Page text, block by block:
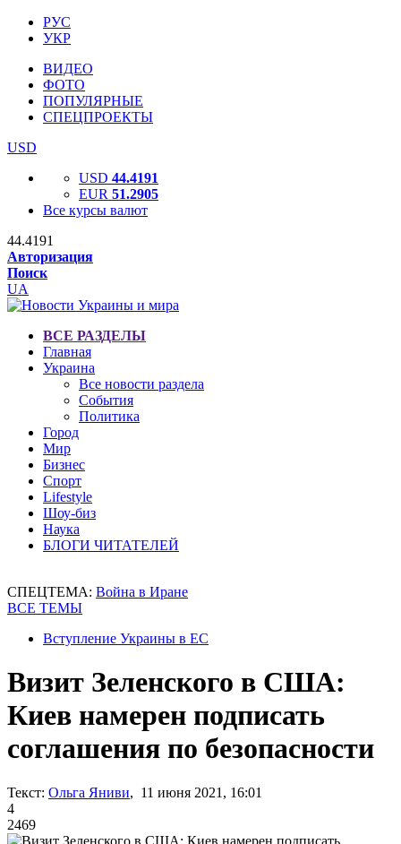
РУС
УКР
ВИДЕО
ФОТО
ПОПУЛЯРНЫЕ
СПЕЦПРОЕКТЫ
USD
USD 44.4191
EUR 51.2905
Все курсы валют
44.4191
Авторизация
Поиск
UA
ВСЕ РАЗДЕЛЫ
Главная
Украина
Все новости раздела
События
Политика
Город
Мир
Бизнес
Спорт
Lifestyle
Шоу-биз
Наука
БЛОГИ ЧИТАТЕЛЕЙ
СПЕЦТЕМА: Война в Иране
ВСЕ ТЕМЫ
Вступление Украины в ЕС
Визит Зеленского в США:
Киев намерен подписать
соглашения по безопасности
Текст: Ольга Яниви, 11 июня 2021, 16:01
4
2469